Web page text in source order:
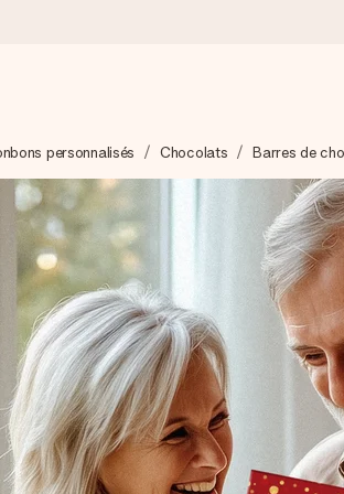
avec attention et l’envoyons en un
+15 000 avis)
Les clients nous attribuent une note
en quelques étapes – avec son
personnalisés Chocolats Barres de